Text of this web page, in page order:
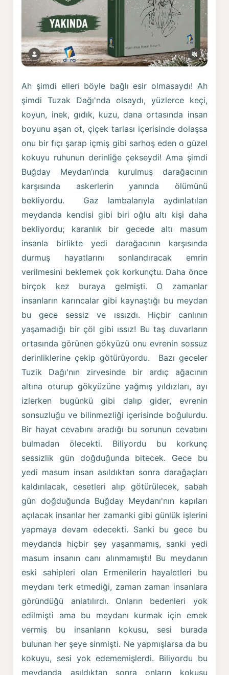
Ah şimdi elleri böyle bağlı esir olmasaydı! Ah
şimdi Tuzak Dağı'nda olsaydı, yüzlerce keçi,
koyun, inek, gıdık, kuzu, dana ortasında insan
boyunu aşan ot, çiçek tarlası içerisinde dolaşsa
onu bir fıçı şarap içmiş gibi sarhoş eden o güzel
kokuyu ruhunun derinliğe çekseydi! Ama şimdi
Buğday Meydan’ında kurulmuş darağacının
karşısında askerlerin yanında ölümünü
bekliyordu. Gaz lambalarıyla aydınlatılan
meydanda kendisi gibi biri oğlu altı kişi daha
bekliyordu; karanlık bir gecede altı masum
insanla birlikte yedi darağacının karşısında
durmuş hayatlarını sonlandıracak emrin
verilmesini beklemek çok korkunçtu. Daha önce
birçok kez buraya gelmişti. O zamanlar
insanların karıncalar gibi kaynaştığı bu meydan
bu gece sessiz ve ıssızdı. Hiçbir canlının
yaşamadığı bir çöl gibi ıssız! Bu taş duvarların
ortasında görünen gökyüzü onu evrenin sossuz
derinliklerine çekip götürüyordu. Bazı geceler
Tuzik Dağı'nın zirvesinde bir ardıç ağacının
altına oturup gökyüzüne yağmış yıldızları, ayı
izlerken bugünkü gibi dalıp gider, evrenin
sonsuzluğu ve bilinmezliği içerisinde boğulurdu.
Bir hayat cevabını aradığı bu sorunun cevabını
bulmadan ölecekti. Biliyordu bu korkunç
sessizlik gün doğduğunda bitecek. Gece bu
yedi masum insan asıldıktan sonra darağaçları
kaldırılacak, cesetleri alıp götürülecek, sabah
gün doğduğunda Buğday Meydanı'nın kapıları
açılacak insanlar her zamanki gibi günlük işlerini
yapmaya devam edecekti. Sanki bu gece bu
meydanda hiçbir şey yaşanmamış, sanki yedi
masum insanın canı alınmamıştı! Bu meydanın
eski sahipleri olan Ermenilerin hayaletleri bu
meydanı terk etmediği, zaman zaman insanlara
göründüğü anlatılırdı. Onların bedenleri yok
edilmişti ama bu meydanı kurmak için emek
vermiş bu insanların kokusu, sesi burada
bulunan her şeye sinmişti. Ne yapmışlarsa da bu
kokuyu, sesi yok edememişlerdi. Biliyordu bu
meydanda asıldıktan sonra onların kokusu